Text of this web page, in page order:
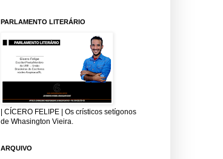
PARLAMENTO LITERÁRIO
| CÍCERO FELIPE | Os crísticos setígonos
de Whasington Vieira.
ARQUIVO